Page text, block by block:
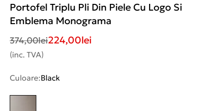
Portofel Triplu Pli Din Piele Cu Logo Si
Emblema Monograma
374,00lei224,00lei
(inc. TVA)
Culoare:Black